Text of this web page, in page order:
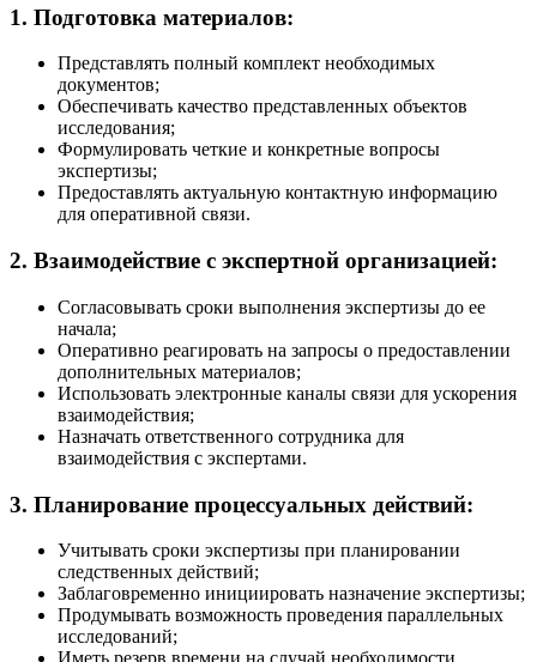
1. Подготовка материалов:
Представлять полный комплект необходимых
документов;
Обеспечивать качество представленных объектов
исследования;
Формулировать четкие и конкретные вопросы
экспертизы;
Предоставлять актуальную контактную информацию
для оперативной связи.
2. Взаимодействие с экспертной организацией:
Согласовывать сроки выполнения экспертизы до ее
начала;
Оперативно реагировать на запросы о предоставлении
дополнительных материалов;
Использовать электронные каналы связи для ускорения
взаимодействия;
Назначать ответственного сотрудника для
взаимодействия с экспертами.
3. Планирование процессуальных действий:
Учитывать сроки экспертизы при планировании
следственных действий;
Заблаговременно инициировать назначение экспертизы;
Продумывать возможность проведения параллельных
исследований;